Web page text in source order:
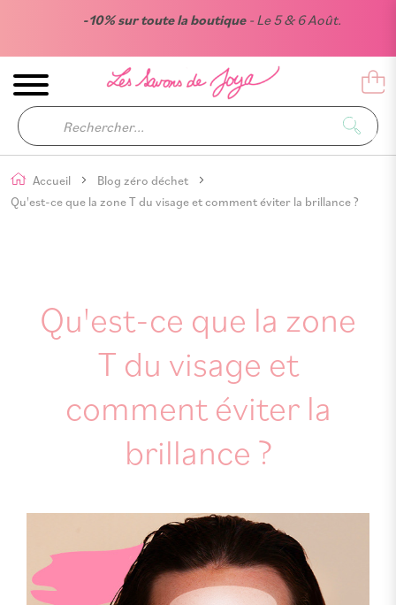
-10% sur toute la boutique- Le 5 & 6 Août.
Accueil
Blog zéro déchet
Qu'est-ce que la zone T du visage et comment éviter la brillance ?
Qu'est-ce que la zone
T du visage et
comment éviter la
brillance ?